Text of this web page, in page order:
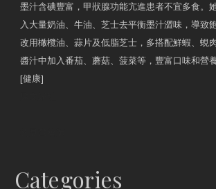
墨汁含碘豐富，甲狀腺功能亢進患者不宜多食。
入大量奶油、牛油、芝士去平衡墨汁澀味，導致
改用橄欖油、蒜片及低脂芝士，多搭配鮮蝦、蜆
醬汁中加入番茄、蘑菇、菠菜等，豐富口味和營養
[健康]
Categories